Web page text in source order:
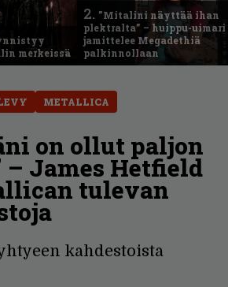
merkeissä
2. ”Mitalini näyttää ihan
plektralta” – huippu-uimari
jamittelee Megadethiä
palkinnollaan
METALLICA
on ollut paljon
James Hetfield
tulevan
kahdestoista